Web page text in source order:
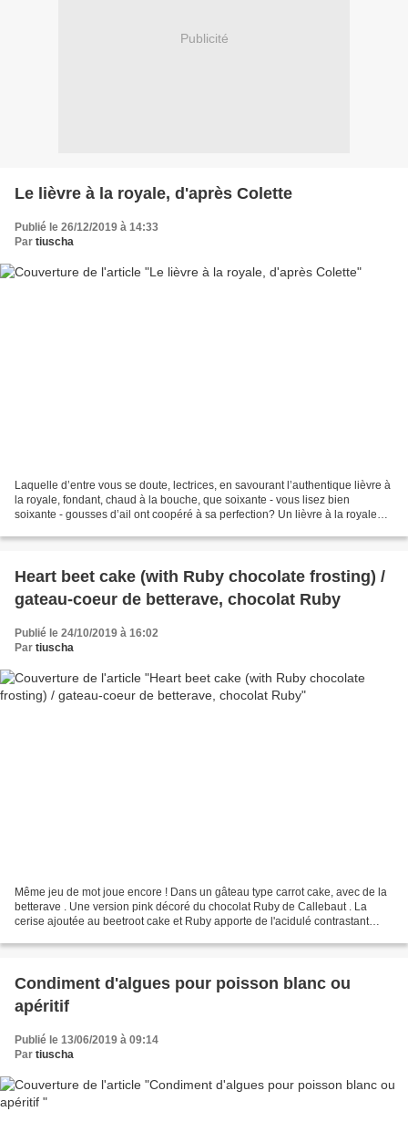
Publicité
Le lièvre à la royale, d'après Colette
Publié le 26/12/2019 à 14:33
Par tiuscha
Laquelle d’entre vous se doute, lectrices, en savourant l’authentique lièvre à
la royale, fondant, chaud à la bouche, que soixante - vous lisez bien
soixante - gousses d’ail ont coopéré à sa perfection? Un lièvre à la royale
Heart beet cake (with Ruby chocolate frosting) /
gateau-coeur de betterave, chocolat Ruby
Publié le 24/10/2019 à 16:02
Par tiuscha
Même jeu de mot joue encore ! Dans un gâteau type carrot cake, avec de la
betterave . Une version pink décoré du chocolat Ruby de Callebaut . La
cerise ajoutée au beetroot cake et Ruby apporte de l'acidulé contrastant
Condiment d'algues pour poisson blanc ou
apéritif
Publié le 13/06/2019 à 09:14
Par tiuscha